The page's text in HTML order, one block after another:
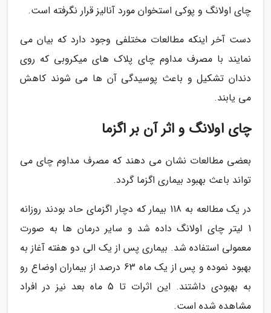
چای اولانگ و پوکی استخوان مورد آنالیز قرار نگرفته است.
دست آخر اینکه مطالعات مختلفی وجود دارد که بیان می
نمایند با مصرف مداوم چای پلاک های میکروبی که روی
دندان تشکیل و باعث پوسیدگی آن ها می شوند کاهش
می یابند.
چای اولانگ و اثر آن بر اگزما
بعضی مطالعات نشان می دهند که مصرف مداوم چای می
تواند باعث بهبود بیماری اگزما گردد.
در یک مطالعه به 118 بیمار که دچار اگزمای حاد بودند روزانه
1 لیتر چای اولانگ داده شد و سایر درمان ها به صورت
معمولی استفاده شد. بیماری پس از یک الی دو هفته آغاز به
بهبود نموده و پس از یک ماه 63 درصد از بیماران اوضاع رو
به بهبودی داشتند. این اثرات تا 5 ماه بعد نیز در افراد
مشاهده شده است.